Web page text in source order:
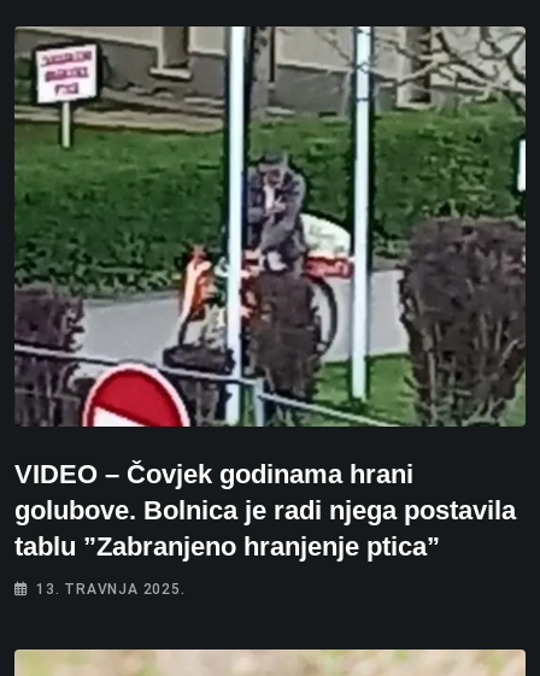
VIDEO – Čovjek godinama hrani
golubove. Bolnica je radi njega postavila
tablu ”Zabranjeno hranjenje ptica”
13. TRAVNJA 2025.